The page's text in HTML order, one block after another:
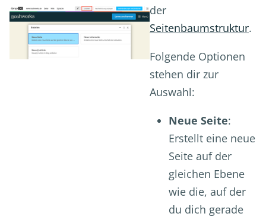
der
Seitenbaumstruktur.
Folgende Optionen
stehen dir zur
Auswahl:
Neue Seite:
Erstellt eine neue
Seite auf der
gleichen Ebene
wie die, auf der
du dich gerade